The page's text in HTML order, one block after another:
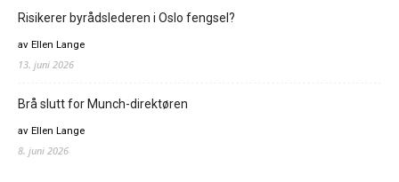
Risikerer byrådslederen i Oslo fengsel?
av Ellen Lange
13. juni 2026
Brå slutt for Munch-direktøren
av Ellen Lange
8. juni 2026